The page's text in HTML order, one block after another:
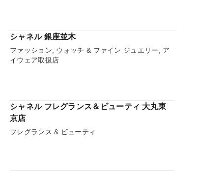
シャネル 銀座並木
ファッション, ウォッチ & ファイン ジュエリー, ア
イウェア取扱店
シャネル フレグランス＆ビューティ 大丸東
京店
フレグランス & ビューティ